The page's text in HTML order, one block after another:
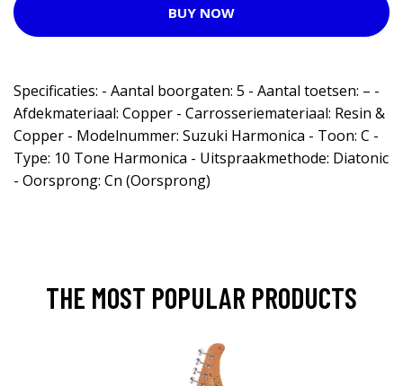
BUY NOW
Specificaties: - Aantal boorgaten: 5 - Aantal toetsen: – -
Afdekmateriaal: Copper - Carrosseriemateriaal: Resin &
Copper - Modelnummer: Suzuki Harmonica - Toon: C -
Type: 10 Tone Harmonica - Uitspraakmethode: Diatonic
- Oorsprong: Cn (Oorsprong)
THE MOST POPULAR PRODUCTS